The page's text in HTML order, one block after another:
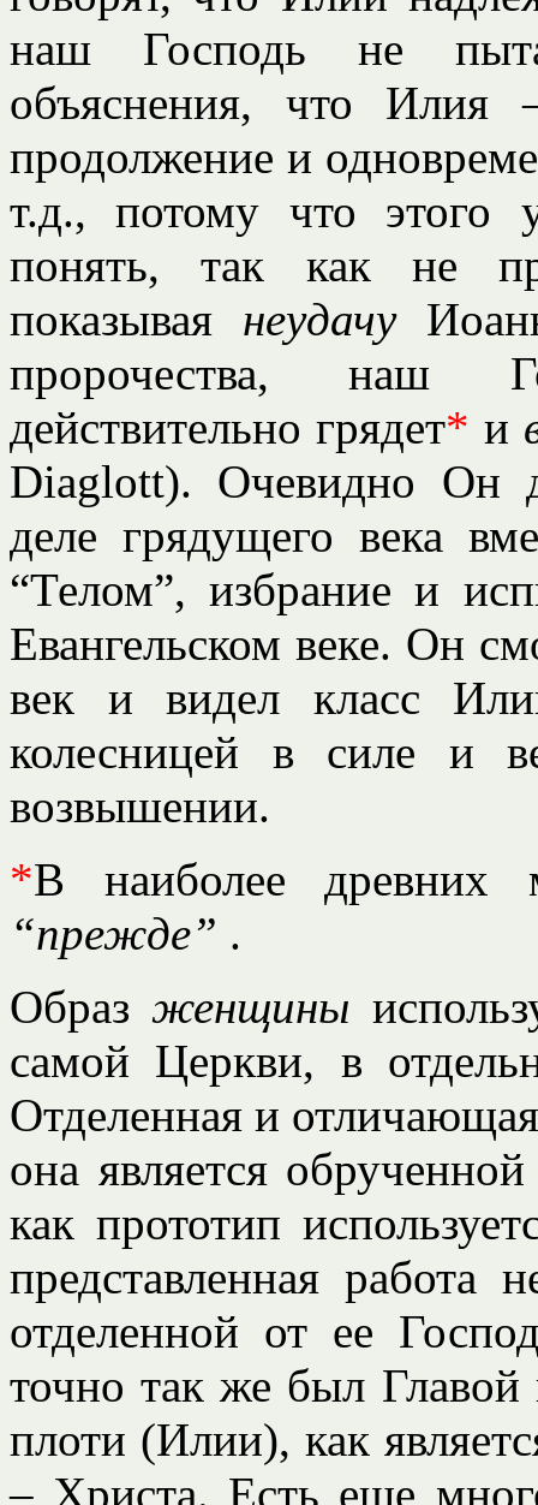
наш Господь не
объяснения, что
продолжение и
т.д., потому что этого
понять, так как не
показывая неудачу
пророчества, наш
действительно грядет* и
Diaglott). Очевидно Он
деле грядущего века
“Телом”, избрание и
Евангельском веке. Он
век и видел класс
колесницей в силе и
возвышении.
*В наиболее древних
“прежде” .
Образженщины
самой Церкви, в
Отделенная и
она является
как прототип
представленная работа
отделенной от ее
точно так же был
плоти (Илии), как
– Христа. Есть еще